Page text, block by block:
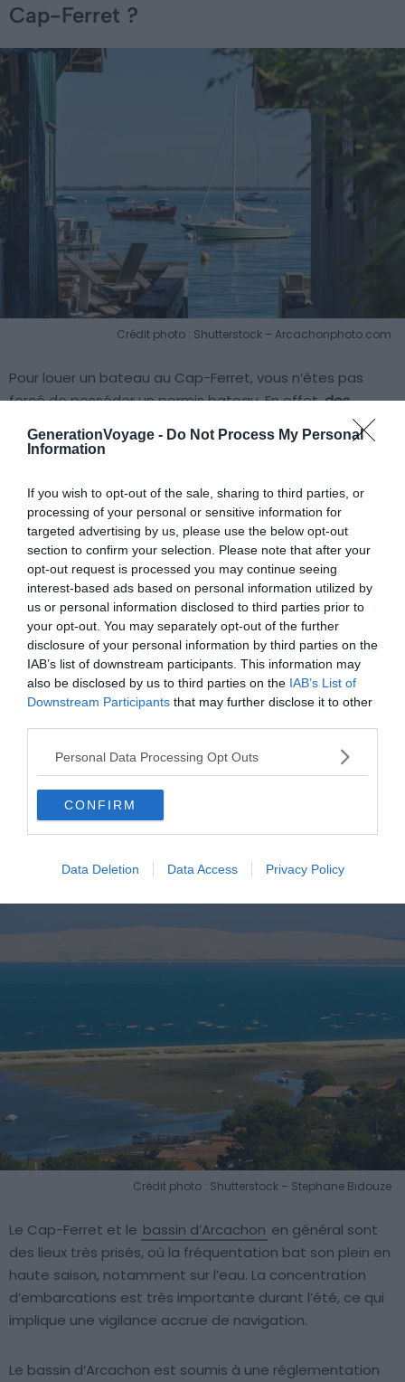
GenerationVoyage - Do Not Process My Personal
Information
If you wish to opt-out of the sale, sharing to third parties, or
processing of your personal or sensitive information for
targeted advertising by us, please use the below opt-out
section to confirm your selection. Please note that after your
opt-out request is processed you may continue seeing
interest-based ads based on personal information utilized by
us or personal information disclosed to third parties prior to
your opt-out. You may separately opt-out of the further
disclosure of your personal information by third parties on the
IAB’s list of downstream participants. This information may
also be disclosed by us to third parties on the IAB’s List of
Downstream Participants that may further disclose it to other
Personal Data Processing Opt Outs
CONFIRM
Data Deletion Data Access Privacy Policy
Cap-Ferret ?
Crédit photo : Shutterstock – Arcachonphoto.com
Pour louer un bateau au Cap-Ferret, vous n’êtes pas
forcé de posséder un permis bateau. En effet,des
. Ce
sont par contre obligatoirement des bateaux de petite
Si vous souhaitez voguer à bord d’une embarcation plus
importante et disposant d’un moteur de plus de 6 CV,
vous devez dans ce cas-là impérativement disposer
d’un permis bateau.
La solution alternative qui vous permettra, sans permis,
de naviguer à bord de ce genre d’embarcation, c’est
d’opter pour la location de bateau au Cap-Ferret avec
skipper !
Nos conseils pour naviguer au Cap-
Ferret
Crédit photo : Shutterstock – Stephane Bidouze
Le Cap-Ferret et le bassin d’Arcachon en général sont
des lieux très prisés, où la fréquentation bat son plein en
haute saison, notamment sur l’eau. La concentration
d’embarcations est très importante durant l’été, ce qui
implique une vigilance accrue de navigation.
Le bassin d’Arcachon est soumis à une réglementation